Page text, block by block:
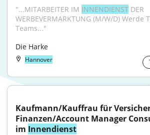
"...MITARBEITER IM INNENDIENST DER
WERBEVERMARKTUNG (M/W/D) Werde
Teams..."
Die Harke
Hannover
Kaufmann/Kauffrau für
Finanzen/Account Manager
im Innendienst